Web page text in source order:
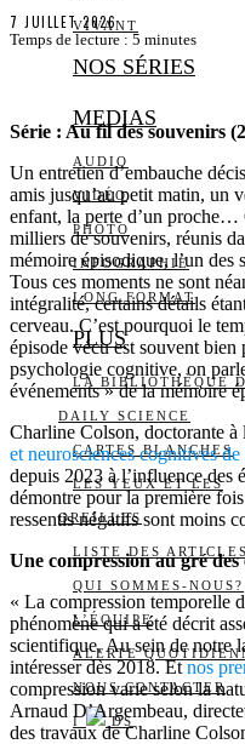
VIVANT
NOS SÉRIES
MEDIAS
AUDIO
VIDÉO
PHOTO
INFOGRAPHIE
LONG FORMAT
PLUS
LA BIBLIOTHÈQUE
DAILY SCIENCE
CARTES BLANCHES
LES YEUX ET LES
OREILLES
LISTE DES
QUI SOMMES-NOUS?
L’ÉQUIPE
ALERTE
NOUS CONTACTER
I DS
7 JUILLET 2026
Temps de lecture : 5 minutes
Série : Au fil des souvenirs
Un entretien d’embauche
amis jusqu’au petit matin, un
enfant, la perte d’un
milliers de souvenirs, réunis
mémoire épisodique, l’un des
Tous ces moments ne sont
intégralité, certains détails
cerveau. C’est pourquoi le
épisode vécu est souvent
psychologie cognitive, on
événements » de la mémoire
Charline Colson, doctorante à
et neurosciences cognitives
depuis 2023 à l’influence des
démontre pour la première
ressentis négatifs sont moins
Une compression au gré des
« La compression temporelle
phénomène qui a été décrit
scientifique. Au sein de notre
intéresser dès 2018. Etnos
compression varie selon la
Arnaud D’Argembeau,
des travaux de Charline